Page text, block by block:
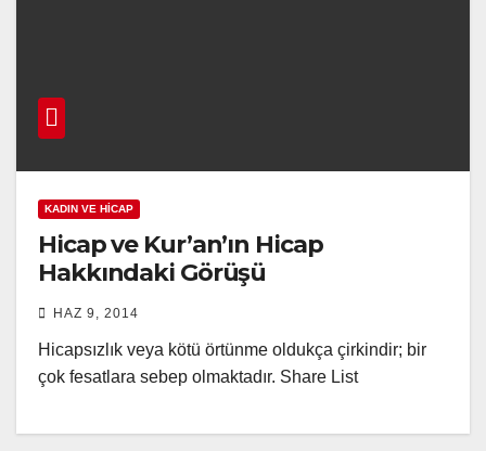
KADIN VE HICAP
Hicap ve Kur’an’ın Hicap
Hakkındaki Görüşü
HAZ 9, 2014
Hicapsızlık veya kötü örtünme oldukça çirkindir; bir
çok fesatlara sebep olmaktadır. Share List